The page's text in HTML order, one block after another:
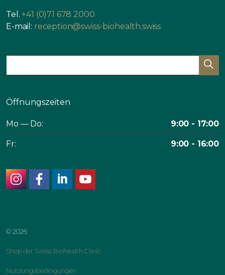
Tel. +41 (0)71 678 2000
E-mail: reception@swiss-biohealth.swiss
Öffnungszeiten
Mo — Do: 9:00 - 17:00
Fr: 9:00 - 16:00
© 2026
Shop der Swiss Biohealth Clinic
Nutzungsbedingungen